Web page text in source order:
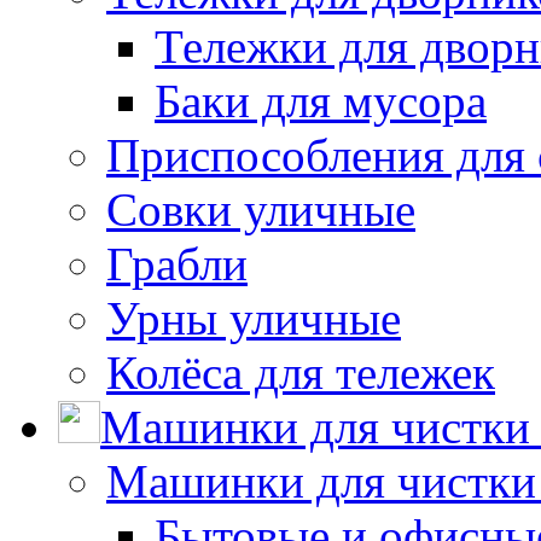
Тележки для
Баки для мусора
Приспособления для
Совки уличные
Грабли
Урны уличные
Колёса для тележек
Машинки для чистки
Машинки для